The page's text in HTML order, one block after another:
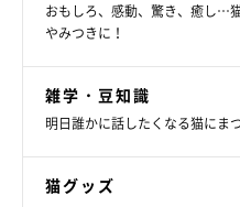
おもしろ、感動、驚き、癒し…
やみつきに！
雑学・豆知識
明日誰かに話したくなる猫にま
猫グッズ